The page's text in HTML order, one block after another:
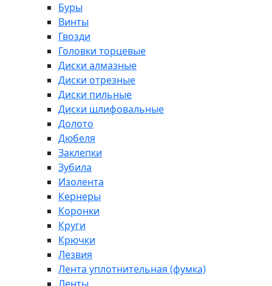
Буры
Винты
Гвозди
Головки торцевые
Диски алмазные
Диски отрезные
Диски пильные
Диски шлифовальные
Долото
Дюбеля
Заклепки
Зубила
Изолента
Кернеры
Коронки
Круги
Крючки
Лезвия
Лента уплотнительная (фумка)